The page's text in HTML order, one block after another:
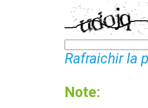
Rafraichir la
Note: